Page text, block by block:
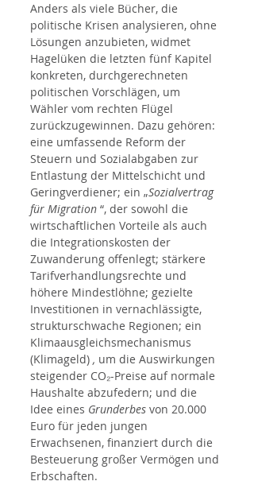
Anders als viele Bücher, die
politische Krisen analysieren, ohne
Lösungen anzubieten, widmet
Hagelüken die letzten fünf Kapitel
konkreten, durchgerechneten
politischen Vorschlägen, um
Wähler vom rechten Flügel
zurückzugewinnen. Dazu gehören:
eine umfassende Reform der
Steuern und Sozialabgaben zur
Entlastung der Mittelschicht und
Geringverdiener; ein „Sozialvertrag
für Migration “, der sowohl die
wirtschaftlichen Vorteile als auch
die Integrationskosten der
Zuwanderung offenlegt; stärkere
Tarifverhandlungsrechte und
höhere Mindestlöhne; gezielte
Investitionen in vernachlässigte,
strukturschwache Regionen; ein
Klimaausgleichsmechanismus
(Klimageld) , um die Auswirkungen
steigender CO₂-Preise auf normale
Haushalte abzufedern; und die
Idee eines Grunderbes von 20.000
Euro für jeden jungen
Erwachsenen, finanziert durch die
Besteuerung großer Vermögen und
Erbschaften.